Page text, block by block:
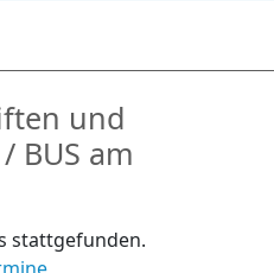
und
BUS am
stattgefunden.